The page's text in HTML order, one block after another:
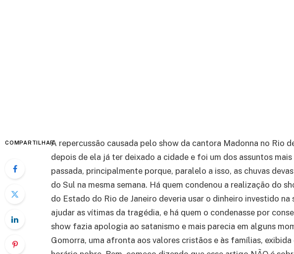
COMPARTILHARA repercussão causada pelo show da cantora Madonna no Rio
depois de ela já ter deixado a cidade e foi um dos assuntos
passada, principalmente porque, paralelo a isso, as chuvas
do Sul na mesma semana. Há quem condenou a realização do
do Estado do Rio de Janeiro deveria usar o dinheiro investido na
ajudar as vítimas da tragédia, e há quem o condenasse por
show fazia apologia ao satanismo e mais parecia em alguns
Gomorra, uma afronta aos valores cristãos e às famílias,